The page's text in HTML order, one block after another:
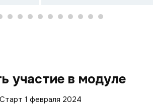
участие в модуле
Старт 1 февраля 2024